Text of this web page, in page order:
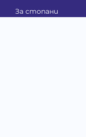
За стопани